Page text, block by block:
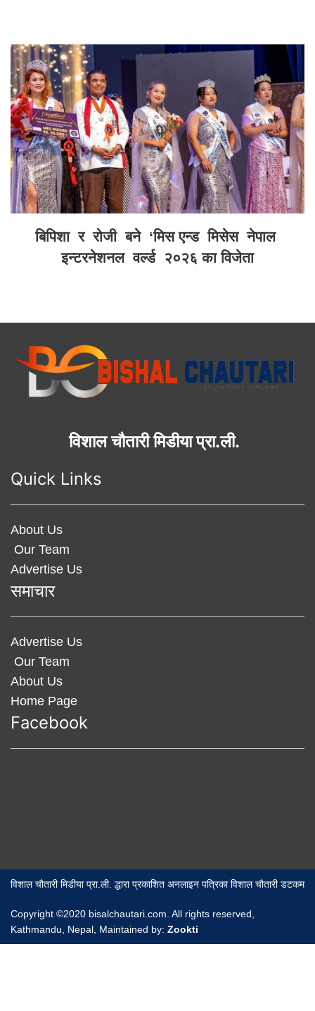
बिपिशा र रोजी बने ‘मिस एन्ड मिसेस नेपाल
इन्टरनेशनल वर्ल्ड २०२६ का विजेता
विशाल चौतारी मिडीया प्रा.ली.
Quick Links
About Us
Our Team
Advertise Us
समाचार
Advertise Us
Our Team
About Us
Home Page
Facebook
विशाल चौतारी मिडीया प्रा.ली. द्धारा प्रकाशित अनलाइन पत्रिका विशाल चौतारी डटकम
Copyright ©2020 bisalchautari.com. All rights reserved,
Kathmandu, Nepal, Maintained by: Zookti